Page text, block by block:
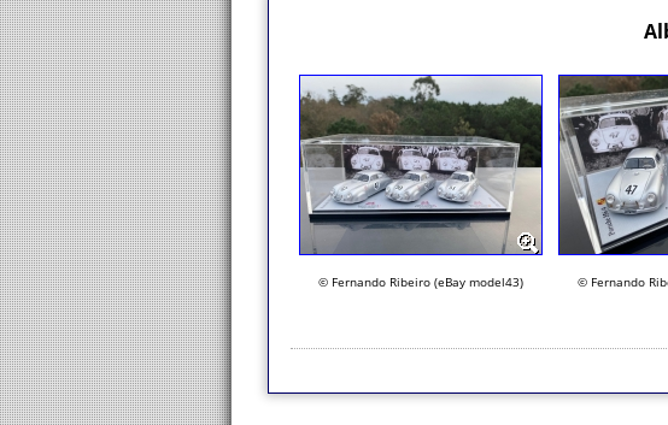
© Fernando Ribeiro (eBay model43) © Fernando